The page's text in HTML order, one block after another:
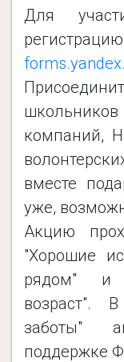
️Для
компаний,
вместе
уже,
Акцию
"Хорошие
рядом" и
возраст".
заботы"
поддержке